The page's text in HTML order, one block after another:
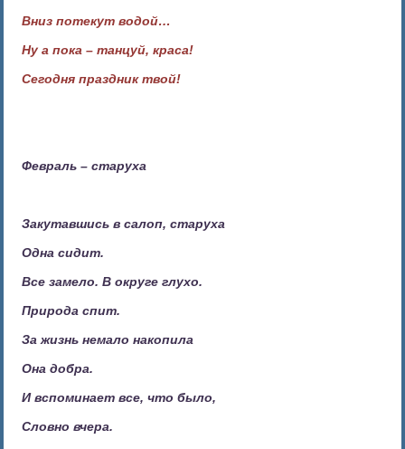
Вниз потекут водой…
Ну а пока – танцуй, краса!
Сегодня праздник твой!
Февраль – старуха
Закутавшись в салоп, старуха
Одна сидит.
Все замело. В округе глухо.
Природа спит.
За жизнь немало накопила
Она добра.
И вспоминает все, что было,
Словно вчера.